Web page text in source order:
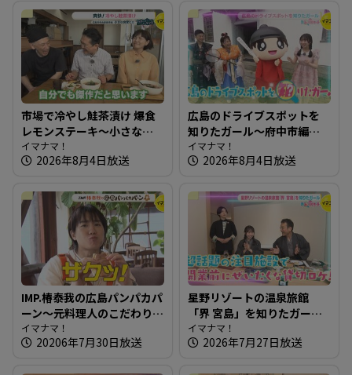
る
市場で冷やし鮭茶漬け 爆食
レモンステーキ～小さな食
堂ヒロ【たまにはそとラン
チ】
イマナマ！
2026年8月4日放送
広島のドライブスポットを
知りたガール～府中市編
【街ネタ！知りたガール】
イマナマ！
2026年8月4日放送
IMP.椿泰我の広島パンパカパ
ーン～元料理人のこだわり
満載！食感が楽しいパン屋
さん
イマナマ！
20206年7月30日放送
星野リゾートの温泉旅館
「界 宮島」を知りたガール
【街ネタ！知りたガール】
イマナマ！
2026年7月27日放送